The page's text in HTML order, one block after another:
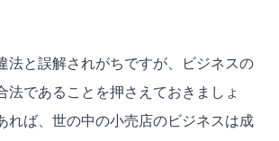
法と誤解されがちですが、ビジネスの
法であることを押さえておきましょ
れば、世の中の小売店のビジネスは成